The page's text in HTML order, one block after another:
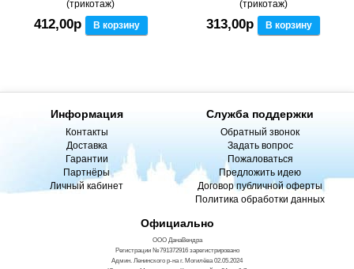
(трикотаж)
412,00р В корзину
(трикотаж)
313,00р В корзину
Информация
Контакты
Доставка
Гарантии
Партнёры
Личный кабинет
Служба поддержки
Обратный звонок
Задать вопрос
Пожаловаться
Предложить идею
Договор публичной оферты
Политика обработки данных
Официально
ООО ДанаВендра
Регистрации №791372916 зарегистрировано
Админ. Ленинского р-на г. Могилёва 02.05.2024